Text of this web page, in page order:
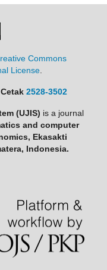
Commons
License
2528-3502
(UJIS) is a journal
and computer
Ekasakti
Indonesia.